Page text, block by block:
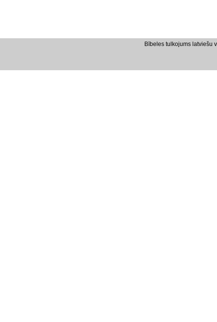
Bībeles tulkojums latviešu